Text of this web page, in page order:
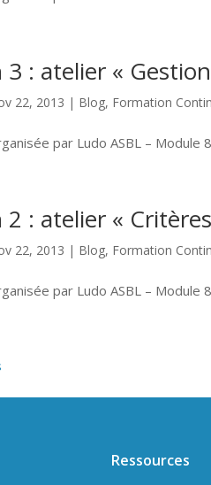
3 : atelier «
22, 2013 | Blog, Formation
par Ludo ASBL – Module
2 : atelier «
22, 2013 | Blog, Formation
par Ludo ASBL – Module
Ressources